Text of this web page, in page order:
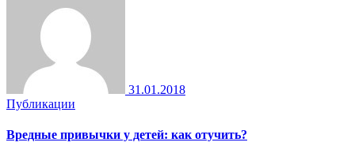
31.01.2018
Публикации
Вредные привычки у детей: как отучить?